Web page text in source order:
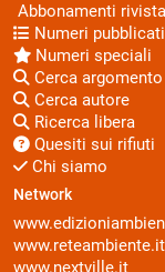
Abbonamenti rivista
Numeri pubblicati
Numeri speciali
Cerca argomento
Cerca autore
Ricerca libera
Quesiti sui rifiuti
Chi siamo
Network
www.reteambiente.it
www.nextville.it